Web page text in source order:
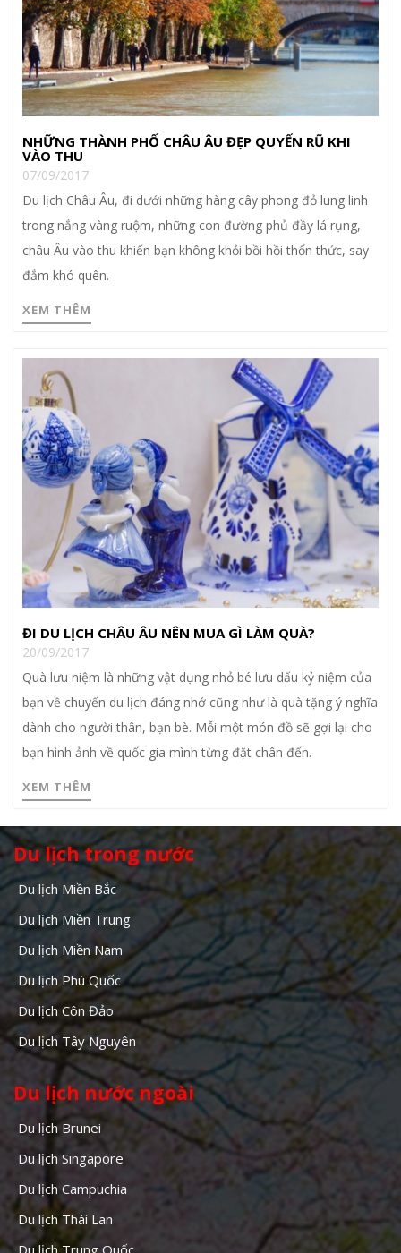
NHỮNG THÀNH PHỐ CHÂU ÂU ĐẸP QUYẾN RŨ KHI
VÀO THU
07/09/2017
Du lịch Châu Âu, đi dưới những hàng cây phong đỏ lung linh
trong nắng vàng ruộm, những con đường phủ đầy lá rụng,
châu Âu vào thu khiến bạn không khỏi bồi hồi thổn thức, say
đắm khó quên.
XEM THÊM
ĐI DU LỊCH CHÂU ÂU NÊN MUA GÌ LÀM QUÀ?
20/09/2017
Quà lưu niệm là những vật dụng nhỏ bé lưu dấu kỷ niệm của
bạn về chuyến du lịch đáng nhớ cũng như là quà tặng ý nghĩa
dành cho người thân, bạn bè. Mỗi một món đồ sẽ gợi lại cho
bạn hình ảnh về quốc gia mình từng đặt chân đến.
XEM THÊM
Du lịch trong nước
Du lịch Miền Bắc
Du lịch Miền Trung
Du lịch Miền Nam
Du lịch Phú Quốc
Du lịch Côn Đảo
Du lịch Tây Nguyên
Du lịch nước ngoài
Du lịch Brunei
Du lịch Singapore
Du lịch Campuchia
Du lịch Thái Lan
Du lịch Trung Quốc